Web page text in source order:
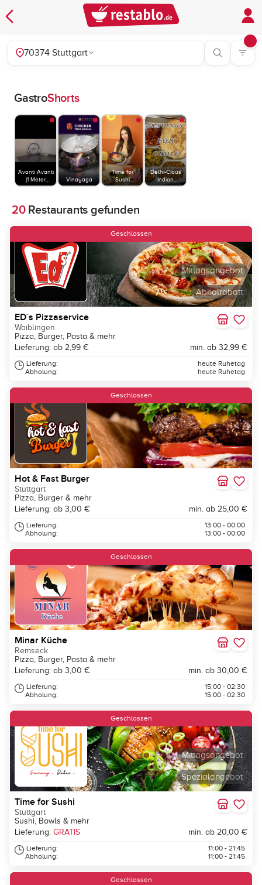
70374 Stuttgart
GastroShorts
Avanti Avanti
(1 Meter
Pizza)
Vinayaga
Time for
Sushi
Stuttgart
Delhi-Cious
Indian
Restaurant
20Restaurants gefunden
Abholrabatt
Mittagsangebot
Geschlossen
ED´s Pizzaservice
Waiblingen
Pizza, Burger, Pasta & mehr
Lieferung: ab 2,99 €
min. ab 32,99 €
Lieferung:
Abholung:
heute Ruhetag
heute Ruhetag
Geschlossen
Hot & Fast Burger
Stuttgart
Pizza, Burger & mehr
Lieferung: ab 3,00 €
min. ab 25,00 €
Lieferung:
Abholung:
13:00 - 00:00
13:00 - 00:00
Geschlossen
Minar Küche
Remseck
Pizza, Burger, Pasta & mehr
Lieferung: ab 3,00 €
min. ab 30,00 €
Lieferung:
Abholung:
15:00 - 02:30
15:00 - 02:30
Spezialangebot
Mittagsangebot
Geschlossen
Time for Sushi
Stuttgart
Sushi, Bowls & mehr
Lieferung: GRATIS min. ab 20,00 €
Lieferung:
Abholung:
11:00 - 21:45
11:00 - 21:45
Geschlossen